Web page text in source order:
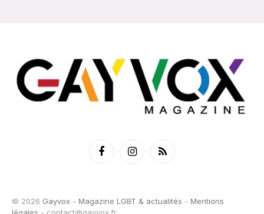
FacebookInstagramRSS
© 2026 Gayvox - Magazine LGBT & actualités - Mentions
légales - contact@gayvox.fr